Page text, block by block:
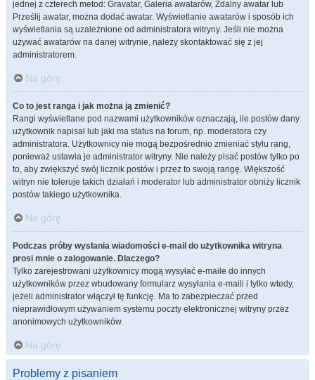
jednej z czterech metod: Gravatar, Galeria awatarów, Zdalny awatar lub
Prześlij awatar, można dodać awatar. Wyświetlanie awatarów i sposób ich
wyświetlania są uzależnione od administratora witryny. Jeśli nie można
używać awatarów na danej witrynie, należy skontaktować się z jej
administratorem.
Na górę
Co to jest ranga i jak można ją zmienić?
Rangi wyświetlane pod nazwami użytkowników oznaczają, ile postów dany
użytkownik napisał lub jaki ma status na forum, np. moderatora czy
administratora. Użytkownicy nie mogą bezpośrednio zmieniać stylu rang,
ponieważ ustawia je administrator witryny. Nie należy pisać postów tylko po
to, aby zwiększyć swój licznik postów i przez to swoją rangę. Większość
witryn nie toleruje takich działań i moderator lub administrator obniży licznik
postów takiego użytkownika.
Na górę
Podczas próby wysłania wiadomości e-mail do użytkownika witryna
prosi mnie o zalogowanie. Dlaczego?
Tylko zarejestrowani użytkownicy mogą wysyłać e-maile do innych
użytkowników przez wbudowany formularz wysyłania e-maili i tylko wtedy,
jeżeli administrator włączył tę funkcję. Ma to zabezpieczać przed
nieprawidłowym używaniem systemu poczty elektronicznej witryny przez
anonimowych użytkowników.
Na górę
Problemy z pisaniem